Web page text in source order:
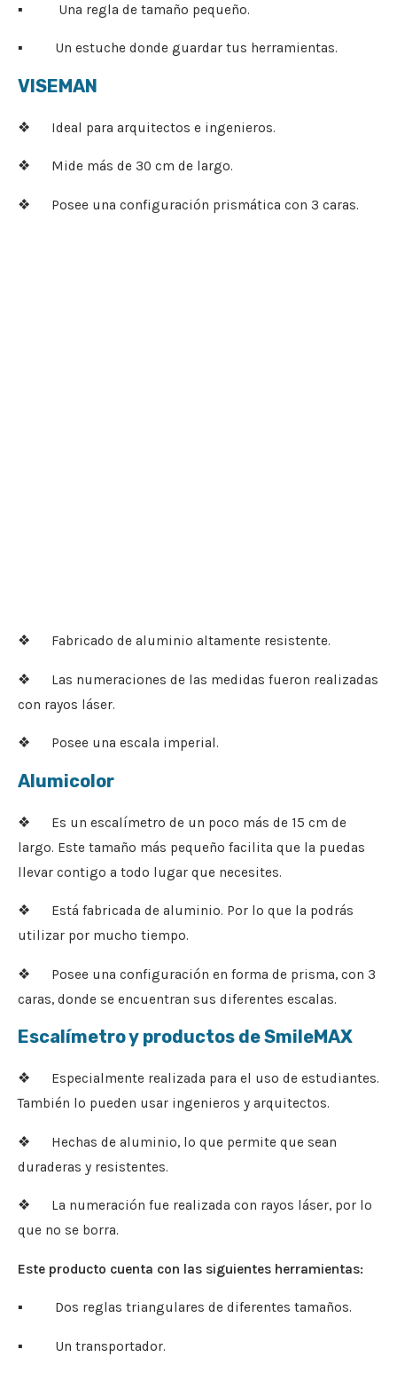
▪ Una regla de tamaño pequeño.
▪ Un estuche donde guardar tus herramientas.
VISEMAN
❖ Ideal para arquitectos e ingenieros.
❖ Mide más de 30 cm de largo.
❖ Posee una configuración prismática con 3 caras.
❖ Fabricado de aluminio altamente resistente.
❖ Las numeraciones de las medidas fueron realizadas
con rayos láser.
❖ Posee una escala imperial.
Alumicolor
❖ Es un escalímetro de un poco más de 15 cm de
largo. Este tamaño más pequeño facilita que la puedas
llevar contigo a todo lugar que necesites.
❖ Está fabricada de aluminio. Por lo que la podrás
utilizar por mucho tiempo.
❖ Posee una configuración en forma de prisma, con 3
caras, donde se encuentran sus diferentes escalas.
Escalímetro y productos de SmileMAX
❖ Especialmente realizada para el uso de estudiantes.
También lo pueden usar ingenieros y arquitectos.
❖ Hechas de aluminio, lo que permite que sean
duraderas y resistentes.
❖ La numeración fue realizada con rayos láser, por lo
que no se borra.
Este producto cuenta con las siguientes herramientas:
▪ Dos reglas triangulares de diferentes tamaños.
▪ Un transportador.